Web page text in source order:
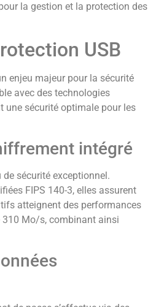
la gestion et la protection des
USB
enjeu majeur pour la sécurité
avec des technologies
une sécurité optimale pour les
intégré
sécurité exceptionnel.
FIPS 140-3, elles assurent
atteignent des performances
310 Mo/s, combinant ainsi